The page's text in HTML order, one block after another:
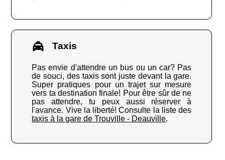
Taxis
Pas envie d'attendre un bus ou un car? Pas
de souci, des taxis sont juste devant la gare.
Super pratiques pour un trajet sur mesure
vers ta destination finale! Pour être sûr de ne
pas attendre, tu peux aussi réserver à
l'avance. Vive la liberté! Consulte la liste des
taxis à la gare de Trouville - Deauville.